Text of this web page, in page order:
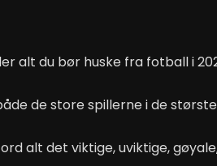
alt du bør huske fra fotball i
de store spillerne i de
alt det viktige, uviktige,